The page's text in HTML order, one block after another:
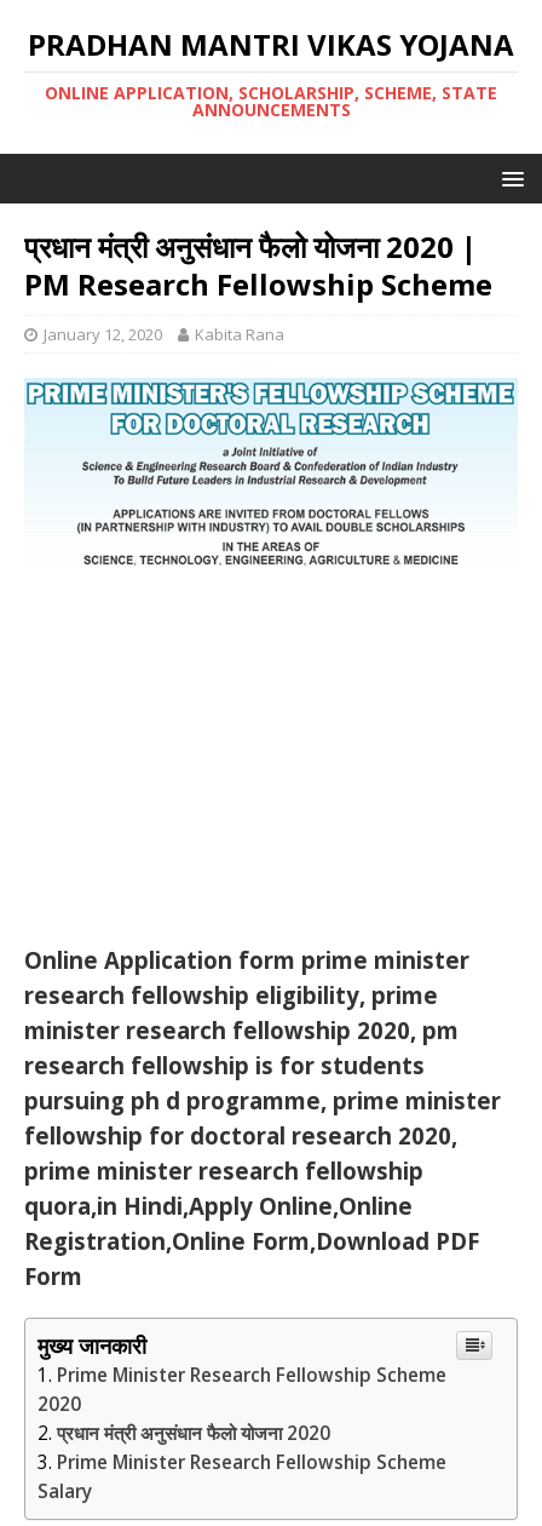
PRADHAN MANTRI VIKAS YOJANA
ONLINE APPLICATION, SCHOLARSHIP, SCHEME, STATE
ANNOUNCEMENTS
प्रधान मंत्री अनुसंधान फैलो योजना 2020 |
PM Research Fellowship Scheme
January 12, 2020 Kabita Rana
Online Application form prime minister
research fellowship eligibility, prime
minister research fellowship 2020, pm
research fellowship is for students
pursuing ph d programme, prime minister
fellowship for doctoral research 2020,
prime minister research fellowship
quora,in Hindi,Apply Online,Online
Registration,Online Form,Download PDF
Form
मुख्य जानकारी
Prime Minister Research Fellowship Scheme
2020
प्रधान मंत्री अनुसंधान फैलो योजना 2020
Prime Minister Research Fellowship Scheme
Salary